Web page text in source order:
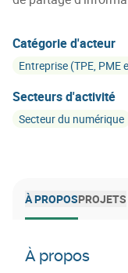
Catégorie d'acteur
Entreprise (TPE, PME
Secteurs d'activité
Secteur du numérique
À PROPOSPROJETS
À propos